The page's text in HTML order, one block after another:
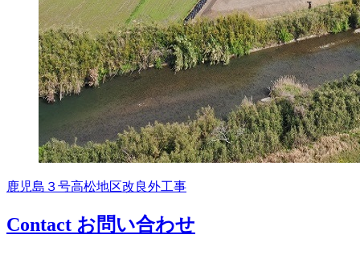
鹿児島３号高松地区改良外工事
Contact お問い合わせ